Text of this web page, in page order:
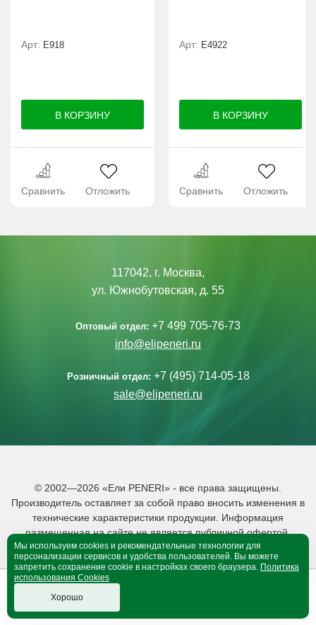
0
Арт: E918
Сравнить Отложить
Арт: Е4922
Сравнить Отложить
117042, г. Москва,
ул. Южнобутовская, д. 55
Оптовый отдел: +7 499 705-76-73
info@elipeneri.ru
Розничный отдел: +7 (495) 714-05-18
sale@elipeneri.ru
© 2002—2026 «Ели PENERI» - все права защищены.
Производитель оставляет за собой право вносить изменения в
технические характеристики продукции. Информация
размещенная на сайте не является публичной офертой.
Политика обработки персональных данных
Мы используем cookies и рекомендательные технологии для
персонализации сервисов и удобства пользователей. Вы можете
запретить сохранение cookie в настройках своего браузера. Политика
использования Cookies
Хорошо